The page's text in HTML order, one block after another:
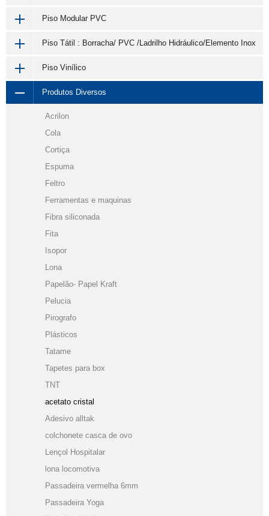
Piso Modular PVC
Piso Tátil : Borracha/ PVC /Ladrilho Hidráulico/Elemento Inox
Piso Vinílico
Produtos Diversos
Acrilon
Cola
Cortiça
Espuma
Feltro
Ferramentas e maquinas
Fibra siliconada
Fita
Isopor
Lona
Papelão- Papel Kraft
Pelucia
Pirografo
Plásticos
Tatame
Tapetes para box
TNT
acetato cristal
Adesivo alltak
colchonete casca de ovo
Lençol Hospitalar
lona locomotiva
Passadeira vermelha 6mm
Passadeira Yoga